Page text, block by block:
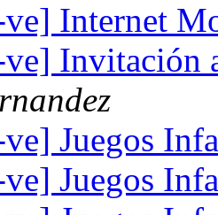
Internet
Invitación
Juegos
Juegos